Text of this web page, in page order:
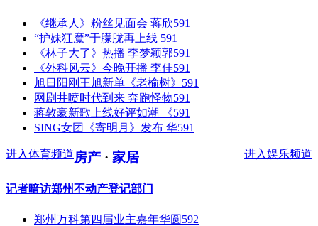
《继承人》粉丝见面会 蒋欣591
“护妹狂魔”于朦胧再上线 591
《林子大了》热播 李梦颖郭591
《外科风云》今晚开播 李佳591
旭日阳刚王旭新单《老榆树》 591
网剧井喷时代到来 奔跑怪物591
蒋敦豪新歌上线好评如潮 《591
SING女团《寄明月》发布 华591
进入体育频道 进入娱乐频道
房产 · 家居
记者暗访郑州不动产登记部门
郑州万科第四届业主嘉年华圆 592